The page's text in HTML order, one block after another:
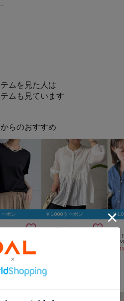
ムを見た人は
ムも見ています
からのおすすめ
ポン
可 
)
￥1,000クーポン
SALE 手洗い可 
￥
SALE
RIVE
からのおすすめ